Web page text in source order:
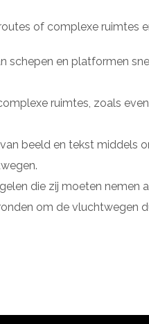
of complexe ruimtes
schepen en platformen
ruimtes, zoals
beeld en tekst middels
die zij moeten nemen
om de vluchtwegen